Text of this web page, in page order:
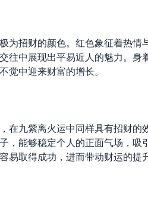
招财的颜色。红色象征着热情
往中展现出平易近人的魅力。身
觉中迎来财富的增长。
九紫离火运中同样具有招财的
，能够稳定个人的正面气场，吸
易取得成功，进而带动财运的提升